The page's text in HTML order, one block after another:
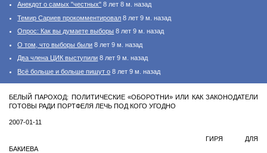
Анекдот о самых "честных" 8 лет 8 м. назад
Темир Сариев прокомментировал 8 лет 9 м. назад
Опрос: Как вы думаете выборы 8 лет 9 м. назад
О том, что выборы были 8 лет 9 м. назад
Два члена ЦИК выступили 8 лет 9 м. назад
Всё больше и больше пишут о 8 лет 9 м. назад
БЕЛЫЙ ПАРОХОД: ПОЛИТИЧЕСКИЕ «ОБОРОТНИ» ИЛИ КАК ЗАКОНОДАТЕЛИ
ГОТОВЫ РАДИ ПОРТФЕЛЯ ЛЕЧЬ ПОД КОГО УГОДНО
2007-01-11
ГИРЯ ДЛЯ
БАКИЕВА